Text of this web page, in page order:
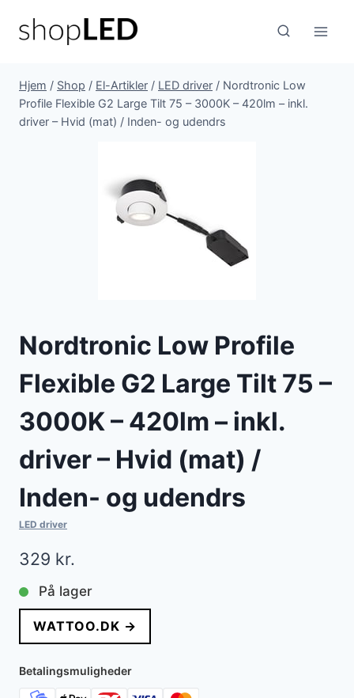
Hjem / Shop / El-Artikler / LED driver / Nordtronic Low
Profile Flexible G2 Large Tilt 75 – 3000K – 420lm – inkl.
driver – Hvid (mat) / Inden- og udendrs
Nordtronic Low Profile
Flexible G2 Large Tilt 75 –
3000K – 420lm – inkl.
driver – Hvid (mat) /
Inden- og udendrs
LED driver
329 kr.
På lager
WATTOO.DK →
Betalingsmuligheder